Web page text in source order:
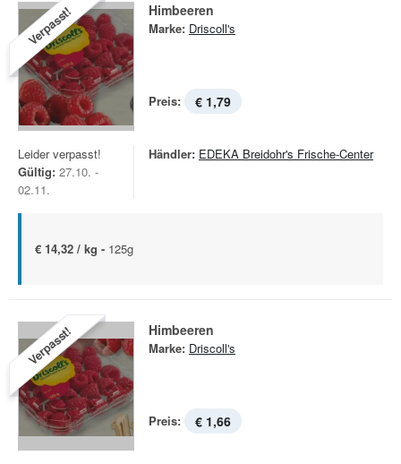
Verpasst! Himbeeren
Marke: Driscoll's
Preis: € 1,79
Leider verpasst!
Gültig: 27.10. -
02.11.
Händler: EDEKA Breidohr's Frische-Center
€ 14,32 / kg - 125g
Verpasst! Himbeeren
Marke: Driscoll's
Preis: € 1,66